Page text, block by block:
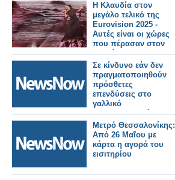
Η Κλαυδία στον
μεγάλο τελικό της
Eurovision 2025 -
Αυτές είναι οι χώρες
που πέρασαν στον
τελικό
Σε κίνδυνο εάν δεν
πραγματοποιηθούν
πρόσθετες
επενδύσεις στο
γαλλικό
σιδηροδρομικό
δίκτυο προειδοποιεί
η SNCF
Μετρό Θεσσαλονίκης:
Από 26 Μαΐου με
κάρτα η αγορά του
εισιτηρίου